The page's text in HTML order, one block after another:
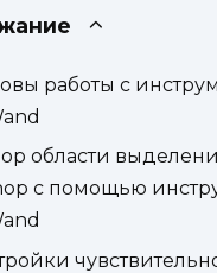
работы с
области
с помощью